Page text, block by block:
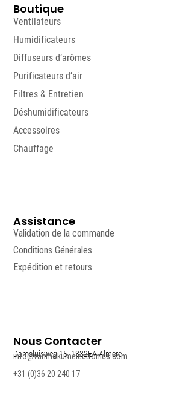
Boutique
Ventilateurs
Humidificateurs
Diffuseurs d’arômes
Purificateurs d’air
Filtres & Entretien
Déshumidificateurs
Accessoires
Chauffage
Assistance
Validation de la commande
Conditions Générales
Expédition et retours
Nous Contacter
Damsluisweg 15, 1332EA Almere
info@vanmokumelectronics.com
+31 (0)36 20 240 17